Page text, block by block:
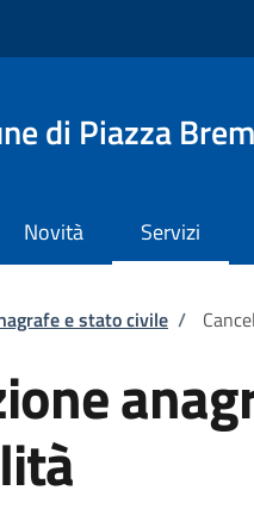
di Piazza
Novità Servizi
pane
e stato civile /